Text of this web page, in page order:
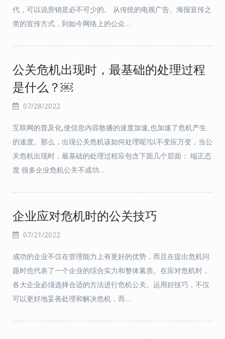
代，可以说营销是必不可少的。 从传统的电视广告、海报宣传之
类的宣传方式，到如今网络上的公众…
公关危机出现时，最基础的处理过程
是什么？￼
07/28/2022
互联网的普及化,使信息内容散播的速度加速,也加速了危机产生
的速度。那么，出现公关危机该如何处理呢?以不变应万变，当公
关危机出现时，最基础的处理过程应包含下面几个层面： 端正态
度 很多企业危机公关不成功…
企业应对危机时的公关技巧
07/21/2022
成功的企业不仅在管理能力上有更好的优势，而且在提出危机问
题时也代表了一个企业的综合实力和整体素质。在应对危机时，
各大企业必须选择合适的方法进行危机公关。运用好技巧，不仅
可以更好地妥善处理和解决危机，而…